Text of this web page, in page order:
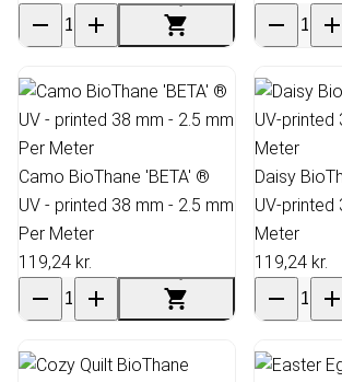
Camo BioThane 'BETA' ®
UV - printed 38 mm - 2.5 mm
Per Meter
119,24 kr.
Daisy
UV-printed
Meter
119,24 kr.